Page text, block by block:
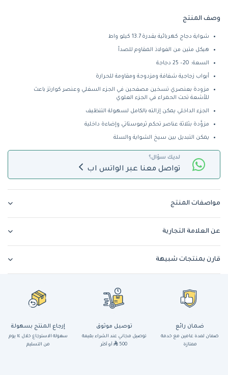
وصف المنتج
شواية دجاج كهربائية بقدرة 13.7 كيلو واط
هيكل متين من الفولاذ المقاوم للصدأ
السعة: 20– 25 دجاجة
أبواب زجاجية شفافة ومزدوجة ومقاومة للحرارة
مزودة بعنصري تسخين مصفحين في الجزء السفلي وعنصر كوارتز باعث
للأشعة تحت الحمراء في الجزء العلوي
الجزء الداخلي يمكن إزالته بالكامل لسهولة التنظيف
مزوَّدة بثلاثة عناصر تحكم ثرموستاتي وإضاءة داخلية
يمكن التبديل بين سيخ الشواية والسلة
لديك سؤال؟
تواصل معنا عبر الواتس اب
مواصفات المنتج
عن العلامة التجارية
قارن بمنتجات شبيهة
ضمان رائع
ضمان لمدة عامين مع خدمة
ممتازة
توصيل موثوق
توصيل مجاني عند الشراء بقيمة
500
أو أكثر
إرجاع المنتج بسهولة
سهولة الاسترجاع خلال ١٤ يوم
من التسليم